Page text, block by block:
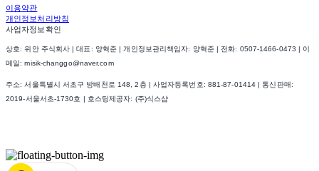
이용약관
개인정보처리방침
사업자정보확인
상호: 위안 주식회사 | 대표: 양혁준 | 개인정보관리책임자: 양혁준 | 전화: 0507-1466-0473 | 이
메일: misik-changgo@naver.com
주소: 서울특별시 서초구 방배천로 148, 2층 | 사업자등록번호: 881-87-01414 | 통신판매:
2019-서울서초-1730호
| 호스팅제공자: (주)식스샵